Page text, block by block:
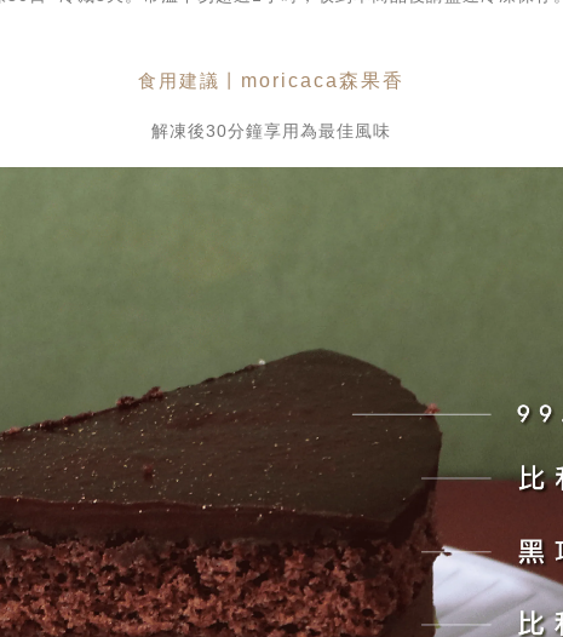
食用建議丨 moricaca森果香
解凍後30分鐘享用為最佳風味